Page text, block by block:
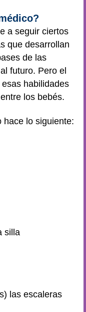
a seguir ciertos
que desarrollan
de las
futuro. Pero el
habilidades
los bebés.
hace lo siguiente:
silla
las escaleras